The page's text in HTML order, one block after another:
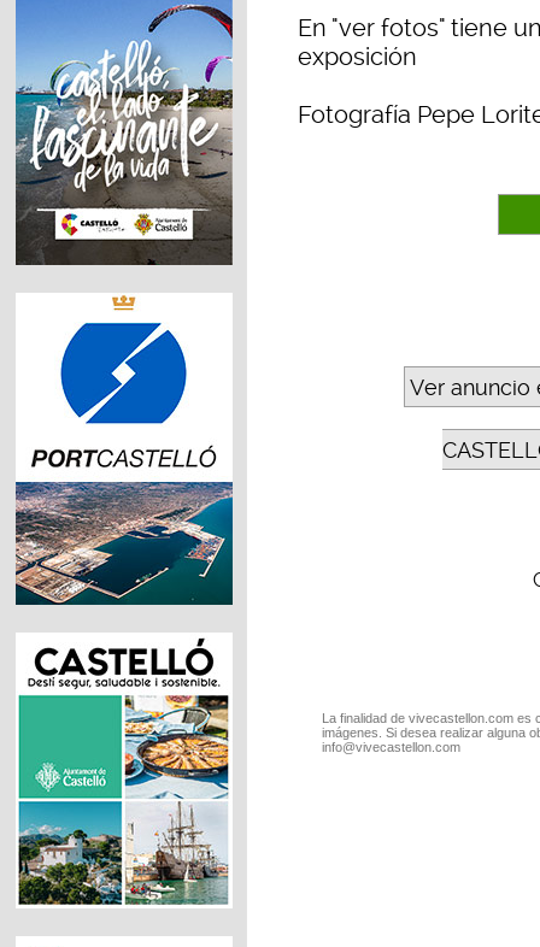
En "ver fotos" tiene
exposición
Fotografía Pepe
Ver anuncio
La finalidad de vivecastellon.com
imágenes. Si desea realizar alguna
info@vivecastellon.com